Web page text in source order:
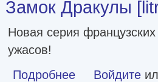
Замок Дракулы
Новая серия
ужасов!
Подробнее о Замок Дракулы [litres]
Войдите